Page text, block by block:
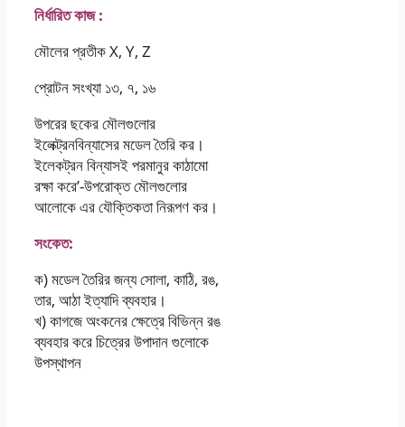
নির্ধারিত কাজ :
মৌলের প্রতীক X, Y, Z
প্রোটন সংখ্যা ১৩, ৭, ১৬
উপরের ছকের মৌলগুলাের
ইলেক্ট্রনবিন্যাসের মডেল তৈরি কর।
ইলেকট্রন বিন্যাসই পরমানুর কাঠামাে
রক্ষা করে’-উপরােক্ত মৌলগুলাের
আলােকে এর যৌক্তিকতা নিরূপণ কর।
সংকেত:
ক) মডেল তৈরির জন্য সােলা, কাঠি, রঙ,
তার, আঠা ইত্যাদি ব্যবহার।
খ) কাগজে অংকনের ক্ষেত্রে বিভিন্ন রঙ
ব্যবহার করে চিত্রের উপাদান গুলােকে
উপস্থাপন